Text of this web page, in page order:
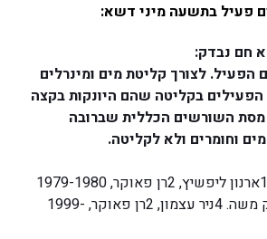
פעיל בתשעה מיני דשא:
חם נבדק:
הפעיל. לצורך קליטת מים ומינרלים
בקליטה שהם היונקות בקצה
השורשים הכללית שברובה
וחומרים ולא לקליטה.
שיחים ועצים: 3איציק משה. 4ניר עצמון, 2רן פאוקר, 1999-